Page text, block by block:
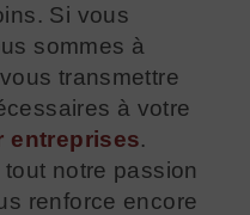
Si vous
sommes à
transmettre
à votre
entreprises.
notre passion
renforce encore